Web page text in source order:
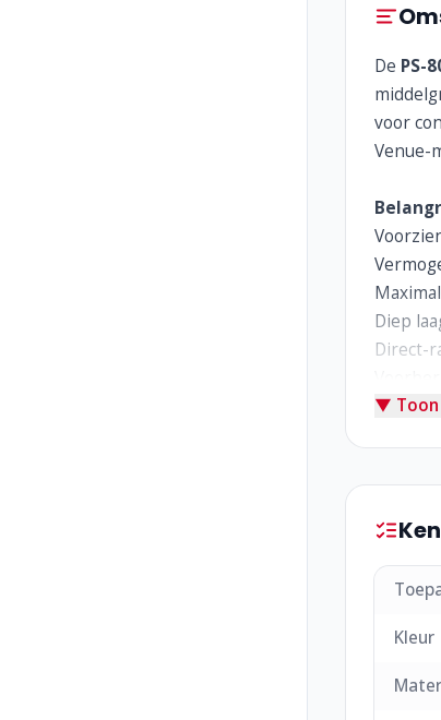
De PS-
voor
Venue-
Diep
Direct-
Perfect
▼ Toon
Kleur